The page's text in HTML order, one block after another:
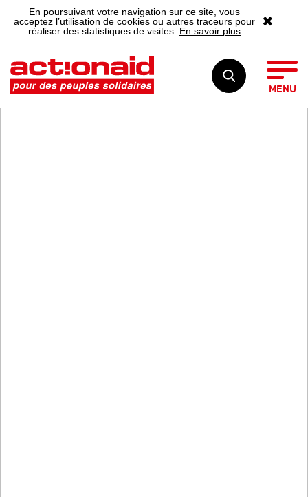
En poursuivant votre navigation sur ce site, vous
acceptez l’utilisation de cookies ou autres traceurs pour
réaliser des statistiques de visites. En savoir plus
✖
MENU